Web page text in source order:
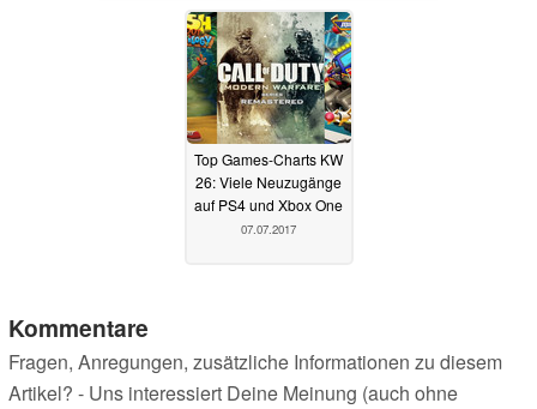
Top Games-Charts KW
26: Viele Neuzugänge
auf PS4 und Xbox One
07.07.2017
Kommentare
Fragen, Anregungen, zusätzliche Informationen zu diesem
Artikel? - Uns interessiert Deine Meinung (auch ohne